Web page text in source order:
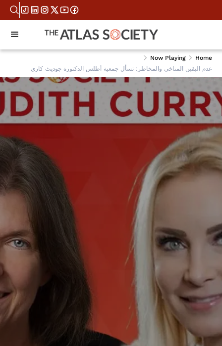
Home
Now Playing
عدم اليقين المناخي والمخاطر: تسأل جمعية أطلس الدكتورة جوديث كاري